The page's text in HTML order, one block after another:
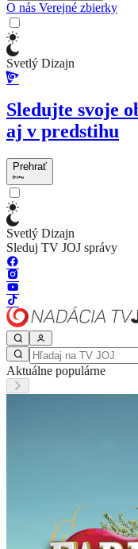
O nás Verejné zbierky
Svetlý Dizajn
Sledujte svoje
aj v predstihu
Prehrať
Svetlý Dizajn
Sleduj TV JOJ správy
Aktuálne populárne